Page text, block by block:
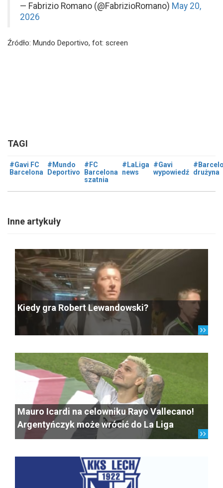
— Fabrizio Romano (@FabrizioRomano) May 20,
2026
Źródło: Mundo Deportivo, fot: screen
TAGI
#Gavi FC
Barcelona
#Mundo
Deportivo
#FC
Barcelona
szatnia
#LaLiga
news
#Gavi
wypowiedź drużyna
Inne artykuły
Kiedy gra Robert Lewandowski?
Mauro Icardi na celowniku Rayo Vallecano!
Argentyńczyk może wrócić do La Liga